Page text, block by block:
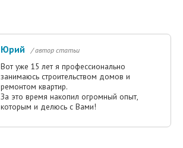
Юрий / автор статьи
Вот уже 15 лет я профессионально
занимаюсь строительством домов и
ремонтом квартир.
За это время накопил огромный опыт,
которым и делюсь с Вами!